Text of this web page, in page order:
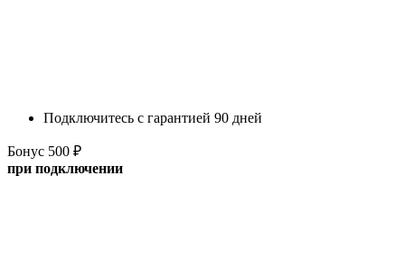
Подключитесь с гарантией 90 дней
Бонус 500 ₽
при подключении